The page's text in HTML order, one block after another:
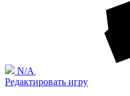
N/A
Редактировать игру